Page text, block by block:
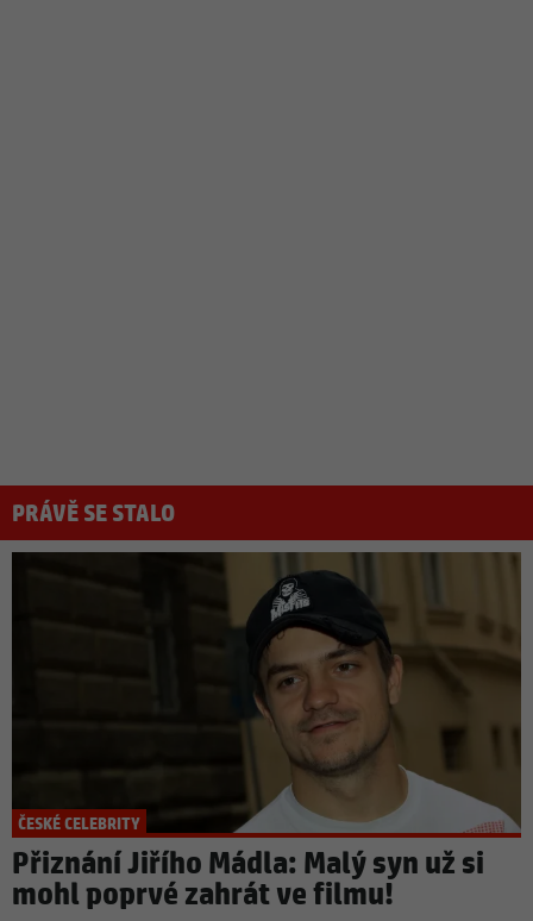
PRÁVĚ SE STALO
ČESKÉ CELEBRITY
Přiznání Jiřího Mádla: Malý syn už si
mohl poprvé zahrát ve filmu!